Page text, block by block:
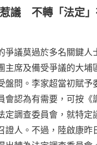
議 不轉「法定
爭議莫過於多名關鍵人
主席及備受爭議的大埔
盤問。李家超當初賦予
會認為有需要，可按《
定調查委員會，就特定
證人。不過，陸啟康昨